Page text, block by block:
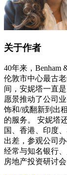
关于作者
40年来，Benham
伦敦市中心最古
间，安妮塔一直
愿景推动了公司
饰和/或翻新到出
的服务。 安妮塔
国、香港、印度
出差，参观公司
经常与知名银行
房地产投资研讨会